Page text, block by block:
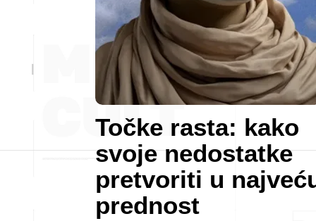
Točke rasta: kako
svoje nedostatke
pretvoriti u
prednost